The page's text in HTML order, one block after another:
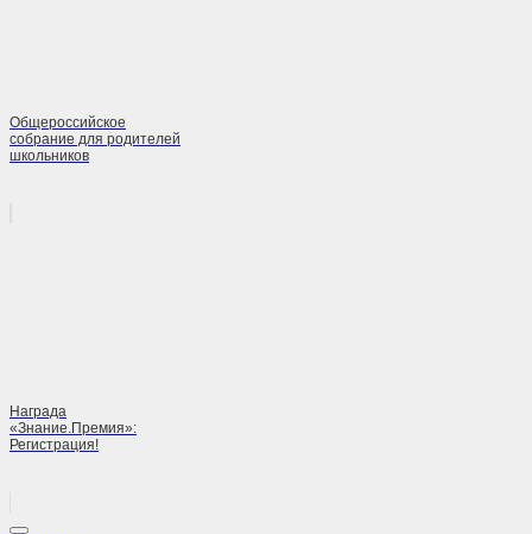
Общероссийское
собрание для родителей
школьников
Награда
«Знание.Премия»:
Регистрация!